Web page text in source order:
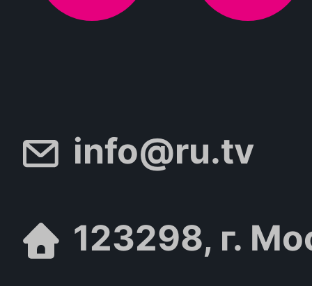
info@ru.tv
123298, г.